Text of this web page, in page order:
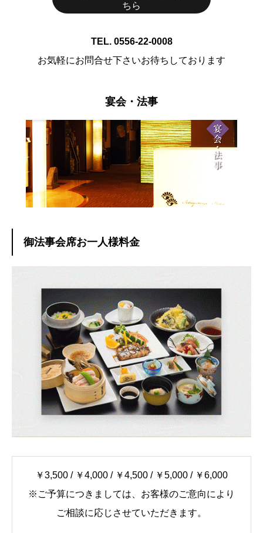
ちら
TEL. 0556-22-0008
お気軽にお問合せ下さいお待ちしております
宴会・法事
御法事会席お一人様料金
￥3,500 / ￥4,000 / ￥4,500 / ￥5,000 / ￥6,000
※ご予算につきましては、お客様のご意向により
ご相談に応じさせていただきます。